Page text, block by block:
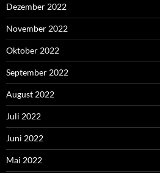
Dezember 2022
November 2022
Oktober 2022
September 2022
August 2022
Juli 2022
Juni 2022
Mai 2022